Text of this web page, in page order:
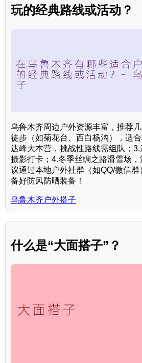
玩的经典路线或活动？
乌鲁木齐周边户外资源丰富，推荐
徒步（如菊花台、西白杨沟），适
达峰大本营，挑战性路线需组队；
摄影打卡；4.冬季丝绸之路滑雪场
议通过本地户外社群（如QQ/微信
备好防风防晒装备！
乌鲁木齐户外搭子
什么是“大面搭子”？